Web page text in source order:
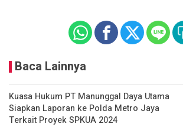
Baca Lainnya
Kuasa Hukum PT Manunggal Daya Utama
Siapkan Laporan ke Polda Metro Jaya
Terkait Proyek SPKUA 2024